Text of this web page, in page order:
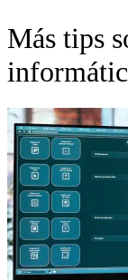
Más tips